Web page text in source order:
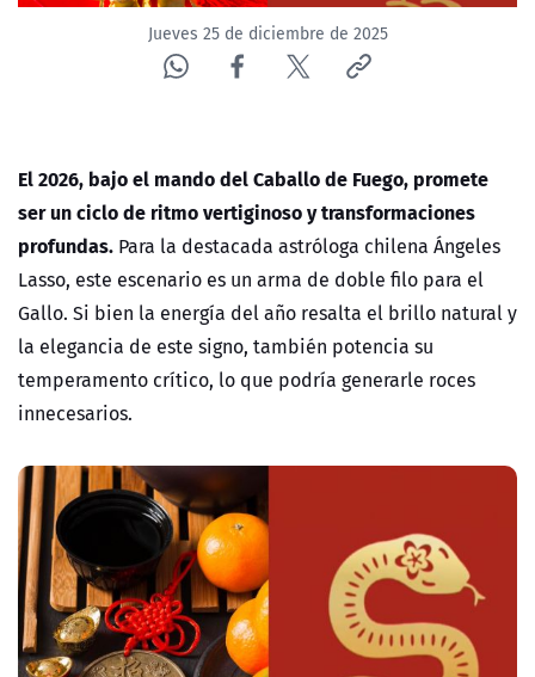
Jueves 25 de diciembre de 2025
El 2026, bajo el mando del Caballo de Fuego, promete
ser un ciclo de ritmo vertiginoso y transformaciones
profundas. Para la destacada astróloga chilena Ángeles
Lasso, este escenario es un arma de doble filo para el
Gallo. Si bien la energía del año resalta el brillo natural y
la elegancia de este signo, también potencia su
temperamento crítico, lo que podría generarle roces
innecesarios.